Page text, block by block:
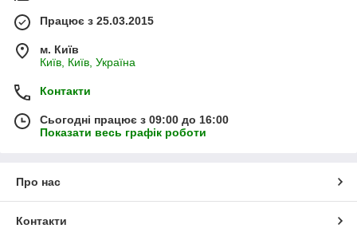
Працює з 25.03.2015
м. Київ
Київ, Київ, Україна
Контакти
Сьогодні працює з 09:00 до 16:00
Показати весь графік роботи
Про нас
Контакти